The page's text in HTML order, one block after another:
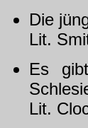
Die
Lit.
Es
Lit.